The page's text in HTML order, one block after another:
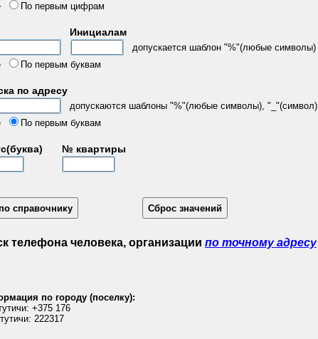
По первым цифрам
Инициалам
допускается шаблон "%"(любые символы)
По первым буквам
по адресу
допускаются шаблоны "%"(любые символы), "_"(символ)
По первым буквам
№ квартиры
телефона человека, организации по точному адресу
по городу (поселку):
+375 176
222317